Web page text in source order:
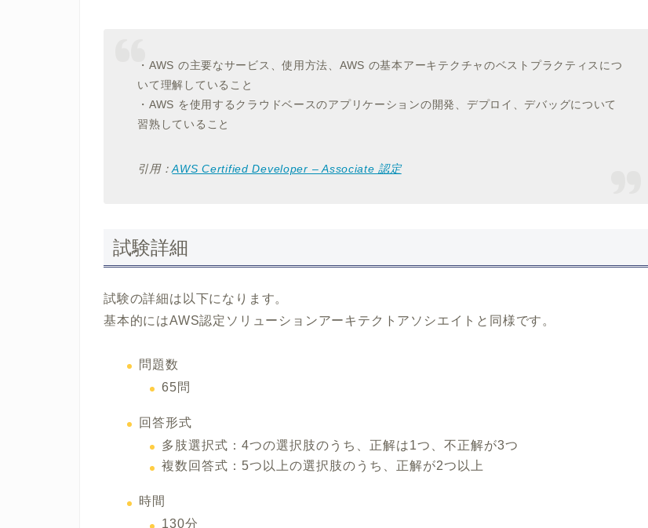
・AWS の主要なサービス、使用方法、AWS の基本アーキテクチャのベストプラクティスにつ
いて理解していること
・AWS を使用するクラウドベースのアプリケーションの開発、デプロイ、デバッグについて
習熟していること
引用：AWS Certified Developer – Associate 認定
試験詳細
試験の詳細は以下になります。
基本的にはAWS認定ソリューションアーキテクトアソシエイトと同様です。
問題数
65問
回答形式
多肢選択式：4つの選択肢のうち、正解は1つ、不正解が3つ
複数回答式：5つ以上の選択肢のうち、正解が2つ以上
時間
130分